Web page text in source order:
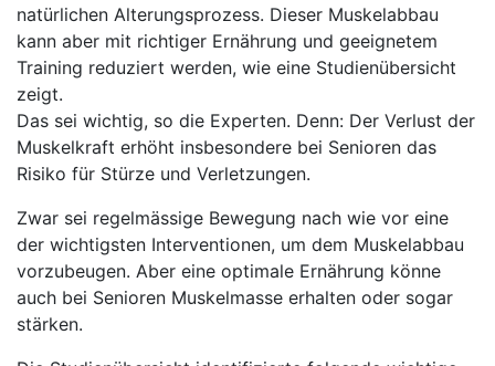
natürlichen Alterungsprozess. Dieser Muskelabbau
kann aber mit richtiger Ernährung und geeignetem
Training reduziert werden, wie eine Studienübersicht
zeigt.
Das sei wichtig, so die Experten. Denn: Der Verlust der
Muskelkraft erhöht insbesondere bei Senioren das
Risiko für Stürze und Verletzungen.
Zwar sei regelmässige Bewegung nach wie vor eine
der wichtigsten Interventionen, um dem Muskelabbau
vorzubeugen. Aber eine optimale Ernährung könne
auch bei Senioren Muskelmasse erhalten oder sogar
stärken.